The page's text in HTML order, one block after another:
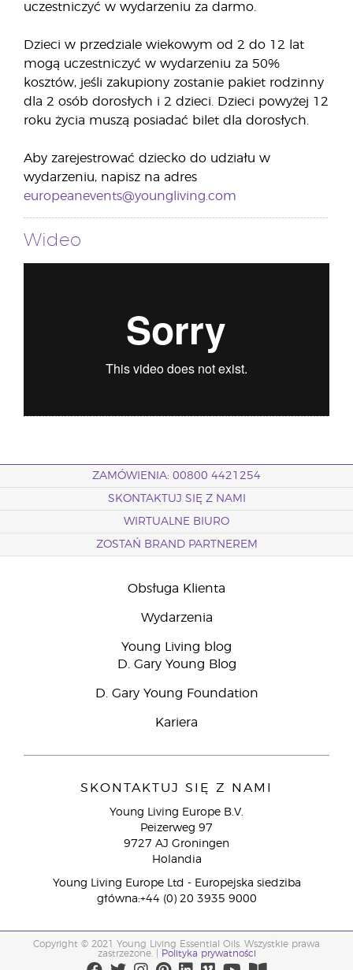
uczestniczyć w wydarzeniu za darmo.
Dzieci w przedziale wiekowym od 2 do 12 lat
mogą uczestniczyć w wydarzeniu za 50%
kosztów, jeśli zakupiony zostanie pakiet rodzinny
dla 2 osób dorosłych i 2 dzieci. Dzieci powyżej 12
roku życia muszą posiadać bilet dla dorosłych.
Aby zarejestrować dziecko do udziału w
wydarzeniu, napisz na adres
europeanevents@youngliving.com
Wideo
ZAMÓWIENIA: 00800 4421254
SKONTAKTUJ SIĘ Z NAMI
WIRTUALNE BIURO
ZOSTAŃ BRAND PARTNEREM
Obsługa Klienta
Wydarzenia
Young Living blog
D. Gary Young Blog
D. Gary Young Foundation
Kariera
SKONTAKTUJ SIĘ Z NAMI
Young Living Europe B.V.
Peizerweg 97
9727 AJ Groningen
Holandia
Young Living Europe Ltd - Europejska siedziba
główna:+44 (0) 20 3935 9000
Copyright © 2021 Young Living Essential Oils. Wszystkie prawa
zastrzeżone. |
Polityka prywatności